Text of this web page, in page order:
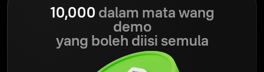
10,000 dalam mata wang
demo
yang boleh diisi semula